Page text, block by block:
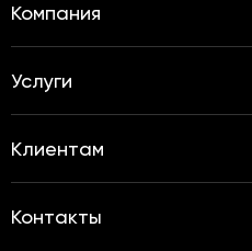
Компания
Услуги
Клиентам
Контакты